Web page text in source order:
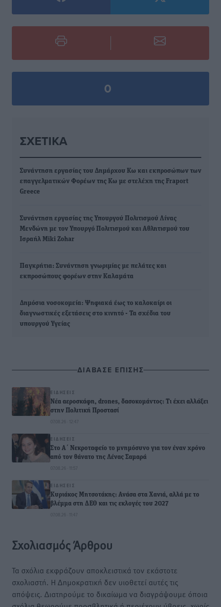
0
ΣΧΕΤΙΚΆ
Συνάντηση εργασίας του Δημάρχου Κω και εκπροσώπων των
επαγγελματικών Φορέων της Κω με στελέχη της Fraport
Greece
Συνάντηση εργασίας της Υπουργού Πολιτισμού Λίνας
Μενδώνη με τον Υπουργό Πολιτισμού και Αθλητισμού του
Ισραήλ Miki Zohar
Παγκρήτια: Συνάντηση γνωριμίας με πελάτες και
εκπροσώπους φορέων στην Καλαμάτα
Δημόσια νοσοκομεία: Ψηφιακά έως το καλοκαίρι οι
διαγνωστικές εξετάσεις στο κινητό - Τα σχέδια του
υπουργού Υγείας
ΔΙΑΒΑΣΕ ΕΠΙΣΗΣ
ΕΙΔΉΣΕΙΣ
Νέα αεροσκάφη, drones, δασοκομάντος: Τι έχει αλλάξει
στην Πολιτική Προστασί
07.08.26 · 12:47
ΕΙΔΉΣΕΙΣ
Στο Α΄ Νεκροταφείο το μνημόσυνο για τον έναν χρόνο
από τον θάνατο της Λένας Σαμαρά
07.08.26 · 11:57
ΕΙΔΉΣΕΙΣ
Κυριάκος Μητσοτάκης: Ανάσα στα Χανιά, αλλά με το
βλέμμα στη ΔΕΘ και τις εκλογές του 2027
07.08.26 · 11:47
Σχολιασμός Άρθρου
Τα σχόλια εκφράζουν αποκλειστικά τον εκάστοτε
σχολιαστή. Η Δημοκρατική δεν υιοθετεί αυτές τις
απόψεις. Διατηρούμε το δικαίωμα να διαγράψουμε όποια